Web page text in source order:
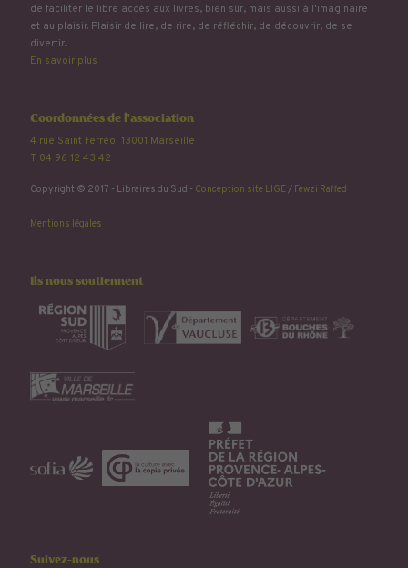
de faciliter le libre accès aux livres, bien sûr, mais aussi à l'imaginaire
et au plaisir. Plaisir de lire, de rire, de réfléchir, de découvrir, de se
divertir...
En savoir plus
Coordonnées de l'association
4 rue Saint Ferréol 13001 Marseille
T. 04 96 12 43 42
Copyright © 2017 - Libraires du Sud - Conception site LIGE/ Fewzi Raffed
Mentions légales
Ils nous soutiennent
Suivez-nous